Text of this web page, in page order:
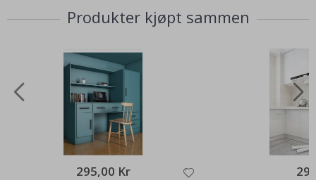
Produkter kjøpt sammen
295,00 Kr